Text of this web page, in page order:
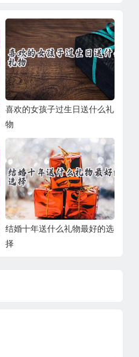
喜欢的女孩子过生日送什么礼
物
结婚十年送什么礼物最好的选
择